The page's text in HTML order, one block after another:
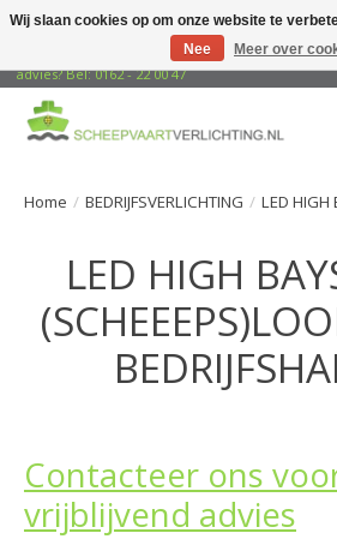
Gratis verzending naar adressen in Nederland!
advies? Bel: 0162 - 22 00 47
Home / BEDRIJFSVERLICHTING / LED HIGH
LED HIGH
Contacteer ons
vrijblijvend advies
Wij slaan cookies op om onze website te
Nee
Meer over